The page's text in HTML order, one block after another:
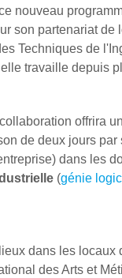
nouveau
son partenariat de
Techniques de
travaille depuis
offrira
de deux jours par
dans les
(génie
dans les locaux
des Arts et